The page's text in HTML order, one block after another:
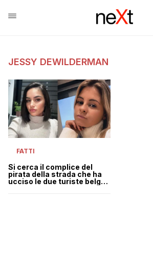
JESSY DEWILDERMAN
FATTI
Si cerca il complice del
pirata della strada che ha
ucciso le due turiste belghe